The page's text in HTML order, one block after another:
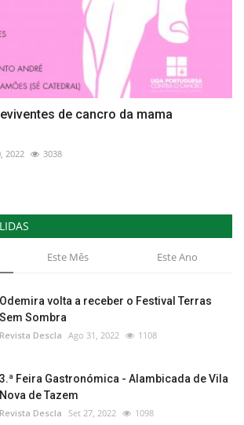
de cancro da mama
2022 3038
Este Mês Este Ano
Odemira volta a receber o Festival Terras
Sem Sombra
Revista Descla Ago 31, 2022 1108
3.ª Feira Gastronómica - Alambicada de Vila
Nova de Tazem
Revista Descla Set 27, 2022 1098